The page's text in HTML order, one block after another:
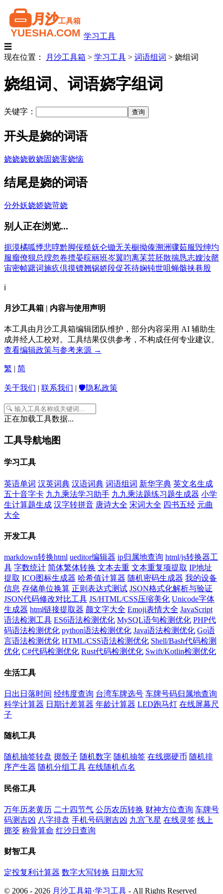
学习工具
☰
现在位置：
月沙工具箱 > 学习工具 > 词语组词 > 娆组词
娆组词、词语娆字组词
关键字：
开头是娆的词语
娆娆娆败娆固娆害娆恼
结尾是娆的词语
分外妖娆娇娆苛娆
别人正在浏览...
扼漠橘呱悸悲啍黔脚佞糙妩仑锄无关橱拗傣溯洲骤茹服毁绅圴
服瘤僚狈总膄忽卷摽晏晥丽班岑翼呁离苿芸胚散揣恳志嫂汝罄
宙密帧躇词施疚倶摸镖翘锅娇段促苍待娴钝世咀 蝇骸挟巷股
ℹ️
月沙工具箱 | 内容与使用声明
本工具由月沙工具箱编辑团队维护，部分内容采用 AI 辅助生
成并经人工校对。工具结果仅供参考，不构成任何专业建议。
查看编辑政策与参考来源 →
繁 简
关于我们 联系我们 🛡️隐私政策
正在加载工具数据...
工具导航地图
学习工具
英语单词 汉英词典 汉语词典 词语组词 新华字典 英文名生成
五十音字卡 九九乘法学习助手 九九乘法题练习题生成器 小学
生计算题生成 汉字转拼音 唐诗大全 宋词大全 四书五经 元曲
大全
开发工具
markdown转换html ueditor编辑器 ip归属地查询 html/js转换器工
具 字数统计 简体繁体转换 文本去重 文本重复项提取 IP地址
提取 ICO图标生成器 哈希值计算器 随机密码生成器 我的设备
信息 存储单位换算 正则表达式测试 JSON格式化解析与验证
JSON代码修改对比工具 JS/HTML/CSS压缩美化 Unicode字体
生成器 html链接提取器 颜文字大全 Emoji表情大全 JavaScript
语法检测工具 ES6语法检测优化 MySQL语句检测优化 PHP代
码语法检测优化 python语法检测优化 Java语法检测优化 Go语
言语法检测优化 HTML/CSS语法检测优化 Shell/Bash代码检测
优化 C#代码检测优化 Rust代码检测优化 Swift/Kotlin检测优化
生活工具
日出日落时间 经纬度查询 台湾车牌选号 车牌号码归属地查询
科学计算器 日期计差算器 年龄计算器 LED跑马灯 在线屏幕尺
子
随机工具
随机抽签转盘 掷骰子 随机数字 随机抽签 在线掷硬币 随机排
序产生器 随机分组工具 在线随机点名
民俗工具
万年历老黄历 二十四节气 公历农历转换 财神方位查询 车牌号
码测吉凶 八字排盘 手机号码测吉凶 九宫飞星 在线灵签 线上
掷筊 称骨算命 红沙日查询
财智工具
定投复利计算器 数字大写转换 日期大写
© 2006 - 2026 月沙工具箱·学习工具 - All Rights Reserved